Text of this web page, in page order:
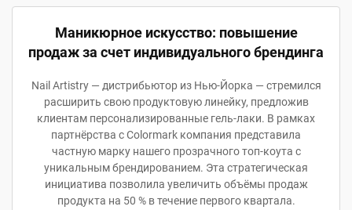
Маникюрное искусство: повышение
продаж за счет индивидуального брендинга
Nail Artistry — дистрибьютор из Нью-Йорка — стремился
расширить свою продуктовую линейку, предложив
клиентам персонализированные гель-лаки. В рамках
партнёрства с Colormark компания представила
частную марку нашего прозрачного топ-коута с
уникальным брендированием. Эта стратегическая
инициатива позволила увеличить объёмы продаж
продукта на 50 % в течение первого квартала.